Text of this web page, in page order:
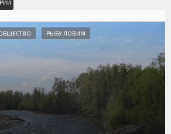
РЫБУ ЛОВИМ